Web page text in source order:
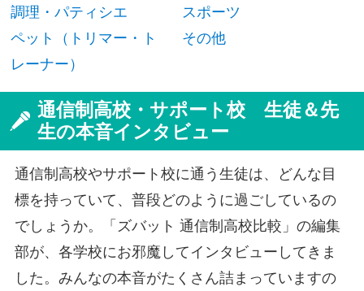
調理・パティシエ
スポーツ
ペット（トリマー・ト
レーナー）
その他
通信制高校・サポート校 生徒＆先
生の本音インタビュー
通信制高校やサポート校に通う生徒は、どんな目
標を持っていて、普段どのように過ごしているの
でしょうか。「ズバット 通信制高校比較」の編集
部が、各学校にお邪魔してインタビューしてきま
した。みんなの本音がたくさん詰まっていますの